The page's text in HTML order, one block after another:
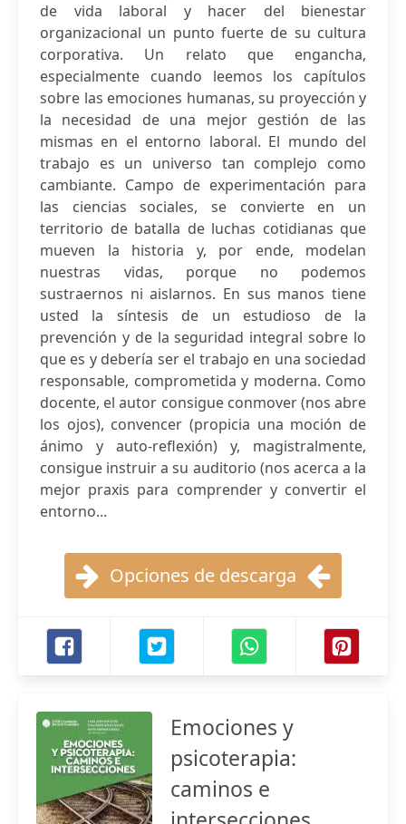
de vida laboral y hacer del bienestar
organizacional un punto fuerte de su cultura
corporativa. Un relato que engancha,
especialmente cuando leemos los capítulos
sobre las emociones humanas, su proyección y
la necesidad de una mejor gestión de las
mismas en el entorno laboral. El mundo del
trabajo es un universo tan complejo como
cambiante. Campo de experimentación para
las ciencias sociales, se convierte en un
territorio de batalla de luchas cotidianas que
mueven la historia y, por ende, modelan
nuestras vidas, porque no podemos
sustraernos ni aislarnos. En sus manos tiene
usted la síntesis de un estudioso de la
prevención y de la seguridad integral sobre lo
que es y debería ser el trabajo en una sociedad
responsable, comprometida y moderna. Como
docente, el autor consigue conmover (nos abre
los ojos), convencer (propicia una moción de
ánimo y auto-reflexión) y, magistralmente,
consigue instruir a su auditorio (nos acerca a la
mejor praxis para comprender y convertir el
entorno...
Opciones de descarga
Emociones y
psicoterapia:
caminos e